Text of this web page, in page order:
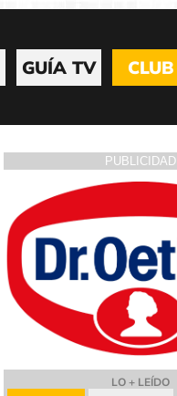
GUÍA TV CLUB
PUBLICIDAD
LO + LEÍDO